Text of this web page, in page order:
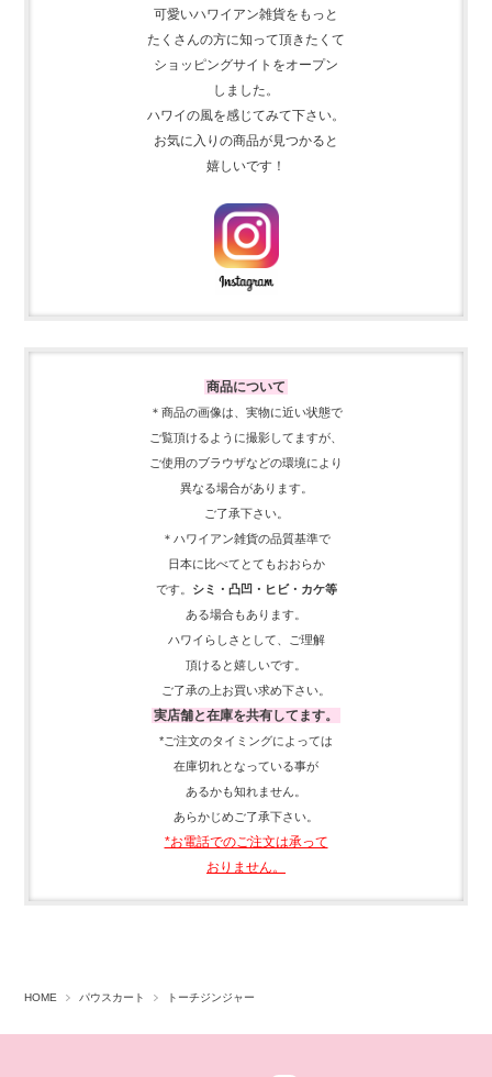
可愛いハワイアン雑貨をもっと
たくさんの方に知って頂きたくて
ショッピングサイトをオープン
しました。
ハワイの風を感じてみて下さい。
お気に入りの商品が見つかると
嬉しいです！
商品について
＊商品の画像は、実物に近い状態で
ご覧頂けるように撮影してますが、
ご使用のブラウザなどの環境により
異なる場合があります。
ご了承下さい。
＊ハワイアン雑貨の品質基準で
日本に比べてとてもおおらか
です。
シミ・凸凹・ヒビ・カケ等
ある場合もあります。
ハワイらしさとして、
ご理解
頂ける と嬉しいです。
ご了承の上お買い求め下さい。
実店舗と在庫を共有してます。
*ご注文のタイミングによっては
在庫切れとなっている事が
あるかも知れません。
あらかじめご了承下さい。
*お電話でのご注文は承って
おりません。
HOME パウスカート トーチジンジャー